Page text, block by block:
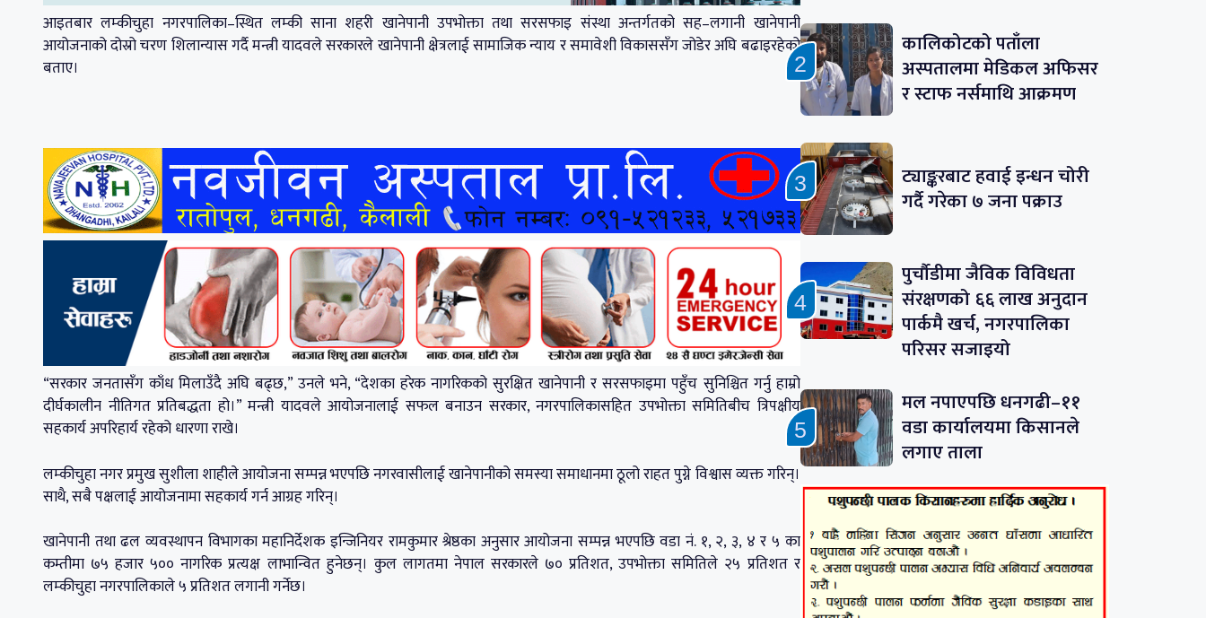
आइतबार लम्कीचुहा नगरपालिका–स्थित लम्की साना शहरी खानेपानी उपभोक्ता तथा सरसफाइ संस्था अन्तर्गतको सह–लगानी खानेपानी
आयोजनाको दोस्रो चरण शिलान्यास गर्दै मन्त्री यादवले सरकारले खानेपानी क्षेत्रलाई सामाजिक न्याय र समावेशी विकाससँग जोडेर अघि बढाइरहेको
बताए।
“सरकार जनतासँग काँध मिलाउँदै अघि बढ्छ,” उनले भने, “देशका हरेक नागरिकको सुरक्षित खानेपानी र सरसफाइमा पहुँच सुनिश्चित गर्नु हाम्रो
दीर्घकालीन नीतिगत प्रतिबद्धता हो।” मन्त्री यादवले आयोजनालाई सफल बनाउन सरकार, नगरपालिकासहित उपभोक्ता समितिबीच त्रिपक्षीय
सहकार्य अपरिहार्य रहेको धारणा राखे।
लम्कीचुहा नगर प्रमुख सुशीला शाहीले आयोजना सम्पन्न भएपछि नगरवासीलाई खानेपानीको समस्या समाधानमा ठूलो राहत पुग्ने विश्वास व्यक्त गरिन्।
साथै, सबै पक्षलाई आयोजनामा सहकार्य गर्न आग्रह गरिन्।
खानेपानी तथा ढल व्यवस्थापन विभागका महानिर्देशक इन्जिनियर रामकुमार श्रेष्ठका अनुसार आयोजना सम्पन्न भएपछि वडा नं. १, २, ३, ४ र ५ का
कम्तीमा ७५ हजार ५०० नागरिक प्रत्यक्ष लाभान्वित हुनेछन्। कुल लागतमा नेपाल सरकारले ७० प्रतिशत, उपभोक्ता समितिले २५ प्रतिशत र
लम्कीचुहा नगरपालिकाले ५ प्रतिशत लगानी गर्नेछ।
कालिकोटको पताँला
अस्पतालमा मेडिकल अफिसर
र स्टाफ नर्समाथि आक्रमण
ट्याङ्करबाट हवाई इन्धन चोरी
गर्दै गरेका ७ जना पक्राउ
पुर्चौडीमा जैविक विविधता
संरक्षणको ६६ लाख अनुदान
पार्कमै खर्च, नगरपालिका
परिसर सजाइयो
मल नपाएपछि धनगढी–११
वडा कार्यालयमा किसानले
लगाए ताला